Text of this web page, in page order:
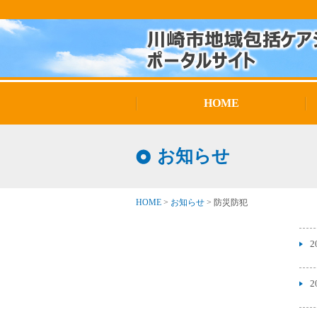
HOME
お知らせ
HOME > お知らせ > 防災防犯